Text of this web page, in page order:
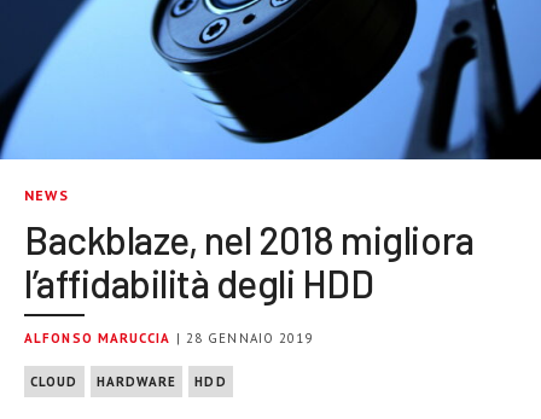
NEWS
Backblaze, nel 2018 migliora
l’affidabilità degli HDD
ALFONSO MARUCCIA | 28 GENNAIO 2019
CLOUD HARDWARE HDD